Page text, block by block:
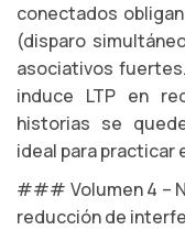
conectados
(disparo
asociativos
induce LTP en
historias se
ideal para practicar
### Volumen 4 –
reducción de